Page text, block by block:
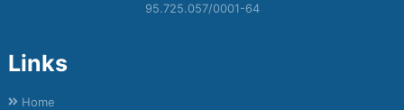
95.725.057/0001-64
Links
Home